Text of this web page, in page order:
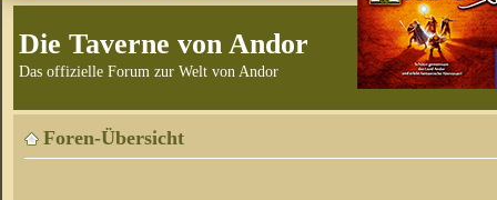
Die Taverne von Andor
Das offizielle Forum zur Welt von Andor
Foren-Übersicht